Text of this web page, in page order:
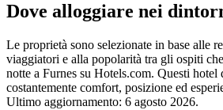
Dove alloggiare nei
Le proprietà sono selezionate in base alle
viaggiatori e alla popolarità tra gli ospiti
notte a Furnes su Hotels.com. Questi
costantemente comfort, posizione ed
Ultimo aggiornamento: 6 agosto 2026.